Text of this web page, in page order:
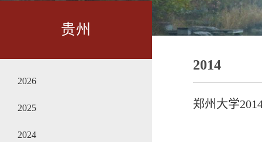
贵州
2026
2025
2024
2014
郑州大学